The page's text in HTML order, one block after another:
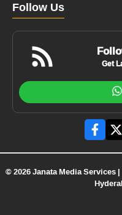
Follow Us
Get
© 2026 Janata Media Services